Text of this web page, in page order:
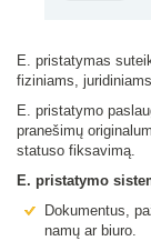
E. pristatymas
fiziniams,
E. pristatymo
pranešimų
statuso fiksavimą.
E. pristatymo
Dokumentus,
namų ar biuro.